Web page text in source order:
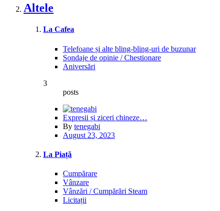
Altele
La Cafea
Telefoane și alte bling-bling-uri de buzunar
Sondaje de opinie / Chestionare
Aniversări
3
posts
Expresii și ziceri chineze…
By tenegabi
August 23, 2023
La Piață
Cumpărare
Vânzare
Vânzări / Cumpărări Steam
Licitații